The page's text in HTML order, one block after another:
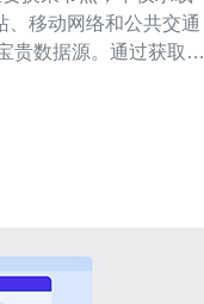
、移动网络和公共交通
贵数据源。通过获取车
点和到达时间，有效